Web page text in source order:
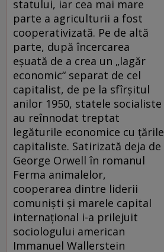
statului, iar cea mai mare
parte a agriculturii a fost
cooperativizată. Pe de altă
parte, după încercarea
eşuată de a crea un „lagăr
economic“ separat de cel
capitalist, de pe la sfîrşitul
anilor 1950, statele socialiste
au reînnodat treptat
legăturile economice cu ţările
capitaliste. Satirizată deja de
George Orwell în romanul
Ferma animalelor,
cooperarea dintre liderii
comunişti şi marele capital
internaţional i-a prilejuit
sociologului american
Immanuel Wallerstein